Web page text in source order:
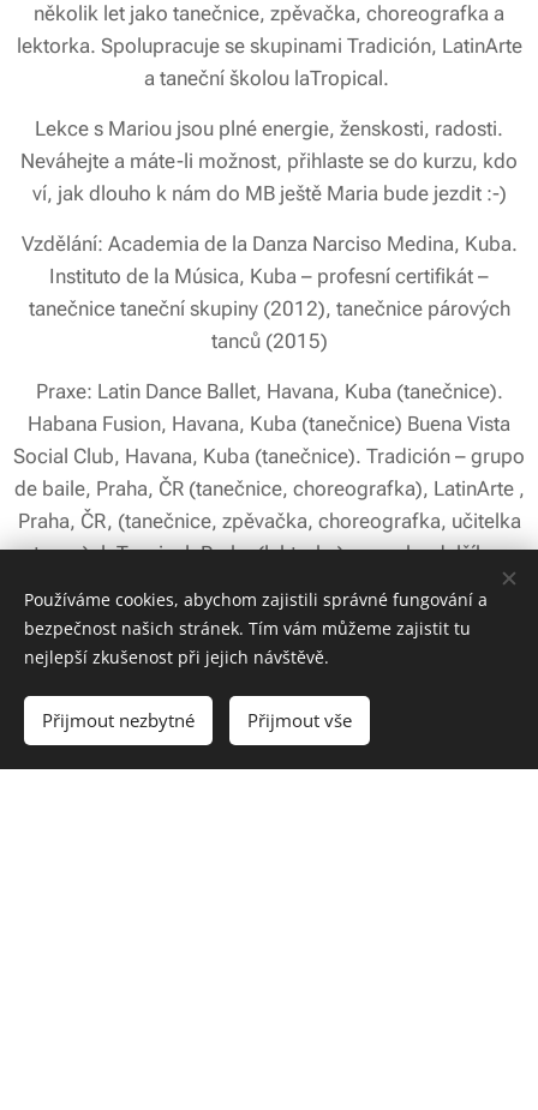
několik let jako tanečnice, zpěvačka, choreografka a
lektorka. Spolupracuje se skupinami Tradición, LatinArte
a taneční školou laTropical.
Lekce s Mariou jsou plné energie, ženskosti, radosti.
Neváhejte a máte-li možnost, přihlaste se do kurzu, kdo
ví, jak dlouho k nám do MB ještě Maria bude jezdit :-)
Vzdělání: Academia de la Danza Narciso Medina, Kuba.
Instituto de la Música, Kuba – profesní certifikát –
tanečnice taneční skupiny (2012), tanečnice párových
tanců (2015)
Praxe: Latin Dance Ballet, Havana, Kuba (tanečnice).
Habana Fusion, Havana, Kuba (tanečnice) Buena Vista
Social Club, Havana, Kuba (tanečnice). Tradición – grupo
de baile, Praha, ČR (tanečnice, choreografka), LatinArte ,
Praha, ČR, (tanečnice, zpěvačka, choreografka, učitelka
tance), laTropical, Praha (lektorka) a mnoho dalšího.
Marii můžete sledovat na jejímINSTAGRAMU.
Používáme cookies, abychom zajistili správné fungování a
bezpečnost našich stránek. Tím vám můžeme zajistit tu
nejlepší zkušenost při jejich návštěvě.
Přijmout nezbytné Přijmout vše